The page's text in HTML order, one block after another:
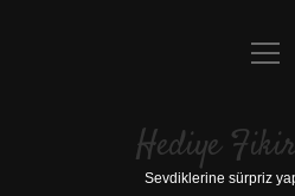
Anasayfa
Yasal
Hediye
Sevdiklerine sürpriz